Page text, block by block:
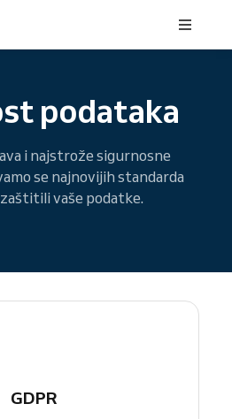
podataka
i najstrože sigurnosne
se najnovijih standarda
vaše podatke.
GDPR